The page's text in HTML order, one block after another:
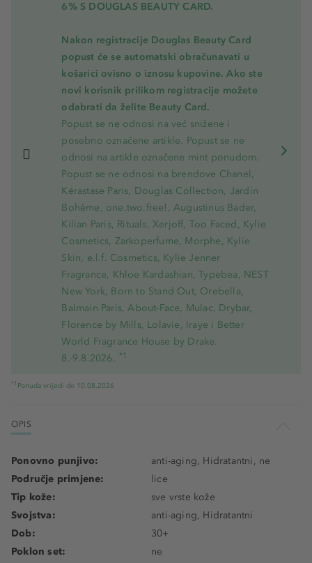
6% S DOUGLAS BEAUTY CARD.
Nakon registracije Douglas Beauty Card
popust će se automatski obračunavati u
košarici ovisno o iznosu kupovine. Ako ste
novi korisnik prilikom registracije možete
odabrati da želite Beauty Card.
Popust se ne odnosi na već snižene i
posebno označene artikle. Popust se ne
odnosi na artikle označene mint ponudom.
Popust se ne odnosi na brendove Chanel,
Kérastase Paris, Douglas Collection, Jardin
Bohème, one.two.free!, Augustinus Bader,
Kilian Paris, Rituals, Xerjoff, Too Faced, Kylie
Cosmetics, Zarkoperfume, Morphe, Kylie
Skin, e.l.f. Cosmetics, Kylie Jenner
Fragrance, Khloe Kardashian, Typebea, NEST
New York, Born to Stand Out, Orebella,
Balmain Paris, About-Face, Mulac, Drybar,
Florence by Mills, Lolavie, Iraye i Better
World Fragrance House by Drake.
8.-9.8.2026. *1
*1 Ponuda vrijedi do 10.08.2026
OPIS
Ponovno punjivo:
anti-aging, Hidratantni, ne
Područje primjene:
lice
Tip kože:
sve vrste kože
Svojstva:
anti-aging, Hidratantni
Dob:
30+
Poklon set:
ne